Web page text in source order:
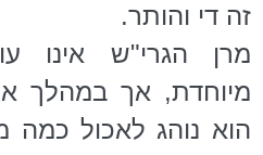
זה די והותר.
מרן הגרי"ש אינו
מיוחדת, אך במהלך
הוא נוהג לאכול כמה